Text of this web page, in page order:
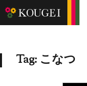
Tag: こなつ